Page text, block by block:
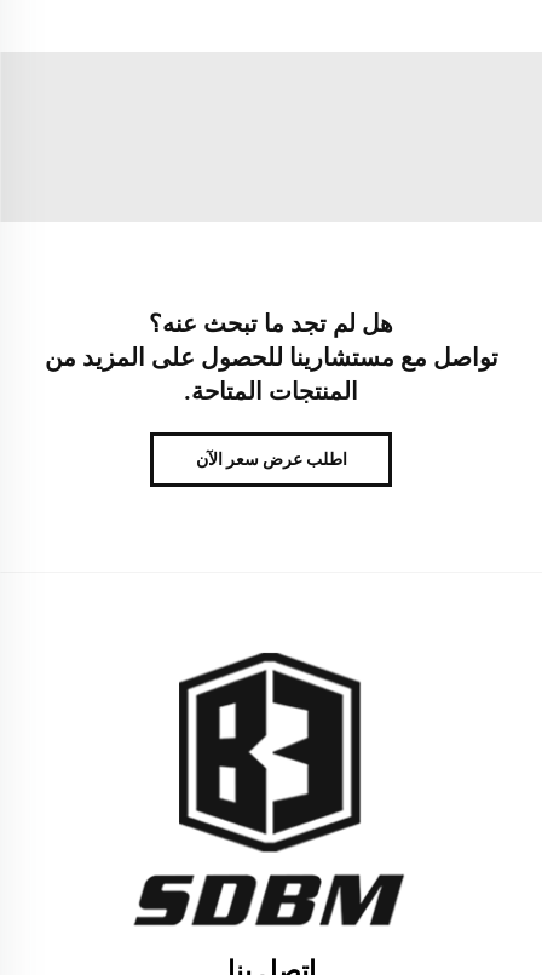
هل لم تجد ما تبحث عنه؟
تواصل مع مستشارينا للحصول على المزيد من
المنتجات المتاحة.
اطلب عرض سعر الآن